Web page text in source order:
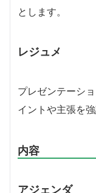
とします。
レジュメ
プレゼンテーシ
イントや主張を
内容
アジェンダ